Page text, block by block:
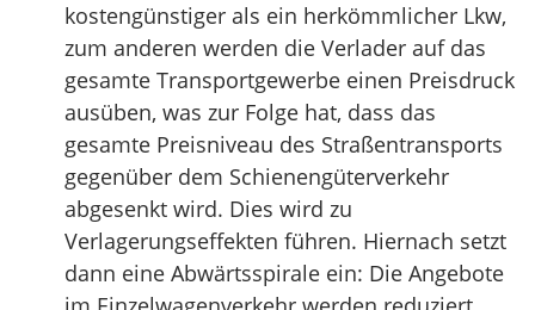
kostengünstiger als ein herkömmlicher Lkw,
zum anderen werden die Verlader auf das
gesamte Transportgewerbe einen Preisdruck
ausüben, was zur Folge hat, dass das
gesamte Preisniveau des Straßentransports
gegenüber dem Schienengüterverkehr
abgesenkt wird. Dies wird zu
Verlagerungseffekten führen. Hiernach setzt
dann eine Abwärtsspirale ein: Die Angebote